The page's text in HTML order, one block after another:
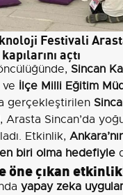
Festivali
kapılarını açtı
Sincan
İlçe Milli Eğitim
gerçekleştirilen
, Arasta Sincan’da
Etkinlik,
biri olma hedefiyle
öne çıkan
yapay zeka